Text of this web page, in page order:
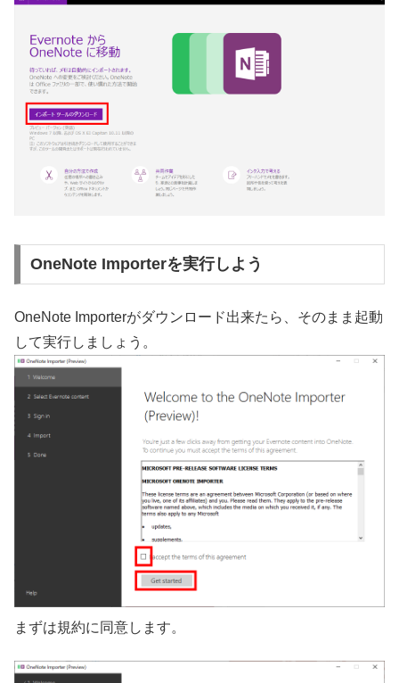
OneNote Importerを実行しよう
OneNote Importerがダウンロード出来たら、そのまま起動
して実行しましょう。
まずは規約に同意します。